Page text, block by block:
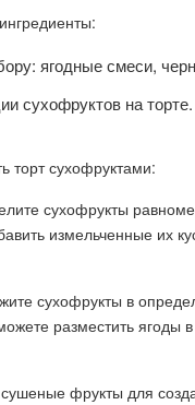
ягодные смеси,
сухофруктов на
торт сухофруктами:
сухофрукты
измельченные их
сухофрукты в
разместить ягоды в
фрукты для